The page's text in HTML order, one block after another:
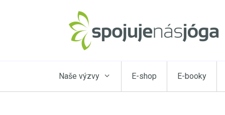
Naše výzvy E-shop E-booky